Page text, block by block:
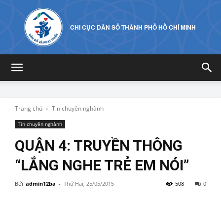
CHI CỤC DÂN SỐ THÀNH PHỐ HỒ CHÍ MINH
Trang chủ Tin chuyên nghành
Tin chuyên nghành
QUẬN 4: TRUYỀN THÔNG
“LẮNG NGHE TRẺ EM NÓI”
Bởi admin12ba - Thứ Hai, 25/05/2015 0
508